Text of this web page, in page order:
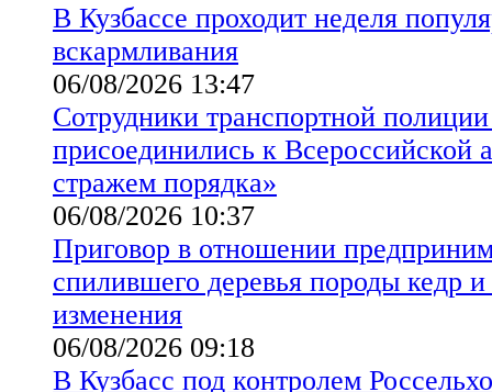
В Кузбассе проходит неделя
вскармливания
06/08/2026 13:47
Сотрудники транспортной полиции
присоединились к Всероссийской
стражем порядка»
06/08/2026 10:37
Приговор в отношении
спилившего деревья породы кедр и
изменения
06/08/2026 09:18
В Кузбасс под контролем